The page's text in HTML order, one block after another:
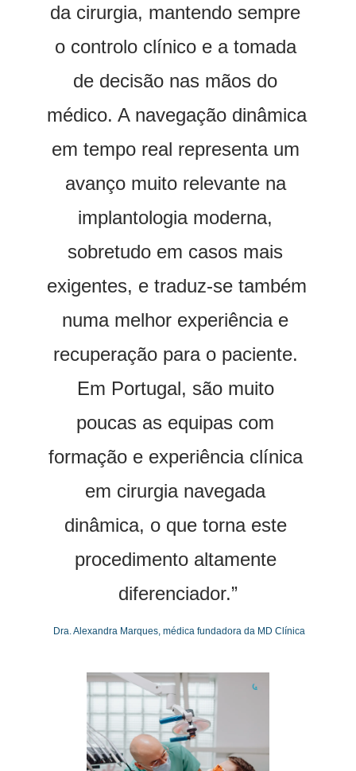
da cirurgia, mantendo sempre
o controlo clínico e a tomada
de decisão nas mãos do
médico. A navegação dinâmica
em tempo real representa um
avanço muito relevante na
implantologia moderna,
sobretudo em casos mais
exigentes, e traduz-se também
numa melhor experiência e
recuperação para o paciente.
Em Portugal, são muito
poucas as equipas com
formação e experiência clínica
em cirurgia navegada
dinâmica, o que torna este
procedimento altamente
diferenciador.”
Dra. Alexandra Marques, médica fundadora da MD Clínica